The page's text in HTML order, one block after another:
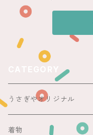
うさぎやオリジナル
ericoさん
着物